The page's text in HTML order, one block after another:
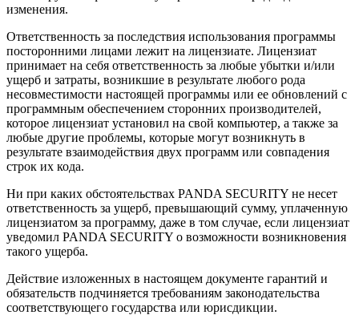
изменения.
Ответственность за последствия использования программы
посторонними лицами лежит на лицензиате. Лицензиат
принимает на себя ответственность за любые убытки и/или
ущерб и затраты, возникшие в результате любого рода
несовместимости настоящей программы или ее обновлений с
программным обеспечением сторонних производителей,
которое лицензиат установил на свой компьютер, а также за
любые другие проблемы, которые могут возникнуть в
результате взаимодействия двух программ или совпадения
строк их кода.
Ни при каких обстоятельствах PANDA SECURITY не несет
ответственность за ущерб, превышающий сумму, уплаченную
лицензиатом за программу, даже в том случае, если лицензиат
уведомил PANDA SECURITY о возможности возникновения
такого ущерба.
Действие изложенных в настоящем документе гарантий и
обязательств подчиняется требованиям законодательства
соответствующего государства или юрисдикции.